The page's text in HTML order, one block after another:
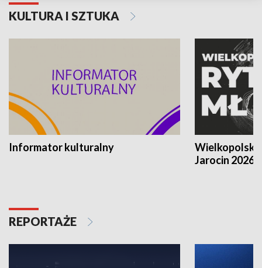
KULTURA I SZTUKA
Informator kulturalny
Jarocin 2026
REPORTAŻE